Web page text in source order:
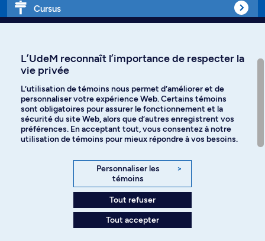
Cursus
Langues
Facebook Instagram
YouTube
Politique de confidentialité
L’UdeM reconnaît l’importance de respecter la
vie privée
L’utilisation de témoins nous permet d’améliorer et de
personnaliser votre expérience Web. Certains témoins
sont obligatoires pour assurer le fonctionnement et la
sécurité du site Web, alors que d’autres enregistrent vos
préférences. En acceptant tout, vous consentez à notre
utilisation de témoins pour mieux répondre à vos besoins.
Personnaliser les
témoins
>
Tout refuser
Tout accepter